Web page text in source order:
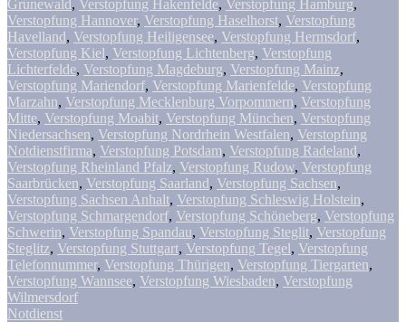
Grunewald, Verstopfung Hakenfelde, Verstopfung Hamburg,
Verstopfung Hannover, Verstopfung Haselhorst, Verstopfung
Havelland, Verstopfung Heiligensee, Verstopfung Hermsdorf,
Verstopfung Kiel, Verstopfung Lichtenberg, Verstopfung
Lichterfelde, Verstopfung Magdeburg, Verstopfung Mainz,
Verstopfung Mariendorf, Verstopfung Marienfelde, Verstopfung
Marzahn, Verstopfung Mecklenburg Vorpommern, Verstopfung
Mitte, Verstopfung Moabit, Verstopfung München, Verstopfung
Niedersachsen, Verstopfung Nordrhein Westfalen, Verstopfung
Notdienstfirma, Verstopfung Potsdam, Verstopfung Radeland,
Verstopfung Rheinland Pfalz, Verstopfung Rudow, Verstopfung
Saarbrücken, Verstopfung Saarland, Verstopfung Sachsen,
Verstopfung Sachsen Anhalt, Verstopfung Schleswig Holstein,
Verstopfung Schmargendorf, Verstopfung Schöneberg, Verstopfung
Schwerin, Verstopfung Spandau, Verstopfung Steglit, Verstopfung
Steglitz, Verstopfung Stuttgart, Verstopfung Tegel, Verstopfung
Telefonnummer, Verstopfung Thürigen, Verstopfung Tiergarten,
Verstopfung Wannsee, Verstopfung Wiesbaden, Verstopfung
Wilmersdorf
Notdienst